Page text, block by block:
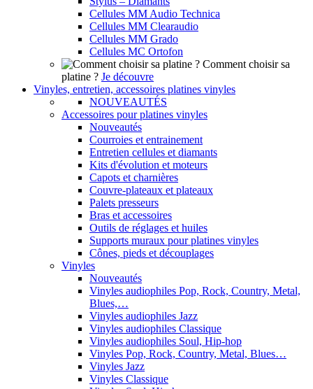
Cellules MM Audio Technica
Cellules MM Clearaudio
Cellules MM Grado
Cellules MC Ortofon
Comment choisir sa
platine ? Je découvre
Vinyles, entretien, accessoires platines vinyles
NOUVEAUTÉS
Accessoires pour platines vinyles
Nouveautés
Courroies et entrainement
Entretien cellules et diamants
Kits d'évolution et moteurs
Capots et charnières
Couvre-plateaux et plateaux
Palets presseurs
Bras et accessoires
Outils de réglages et huiles
Supports muraux pour platines vinyles
Cônes, pieds et découplages
Vinyles
Nouveautés
Vinyles audiophiles Pop, Rock, Country, Metal,
Blues,…
Vinyles audiophiles Jazz
Vinyles audiophiles Classique
Vinyles audiophiles Soul, Hip-hop
Vinyles Pop, Rock, Country, Metal, Blues…
Vinyles Jazz
Vinyles Classique